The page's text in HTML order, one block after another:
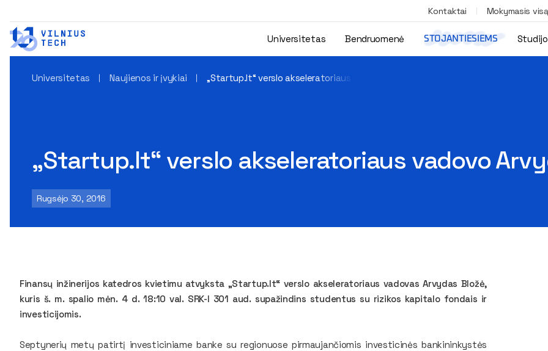
Kontaktai Mokymasis
Universitetas Bendruomenė STOJANTIESIEMS
Universitetas Naujienos ir įvykiai „Startup.lt“ verslo akseleratoriaus vadovo Arvydo Bložės paskaita
„Startup.lt“ verslo akseleratoriaus vadovo
Rugsėjo 30, 2016
Finansų inžinerijos katedros kvietimu atvyksta „Startup.lt“ verslo akseleratoriaus vadovas Arvydas Bložė,
kuris š. m. spalio mėn. 4 d. 18:10 val. SRK-I 301 aud. supažindins studentus su rizikos kapitalo fondais ir
investicijomis.
Septynerių metų patirtį investiciniame banke su regionuose pirmaujančiomis investicinės bankininkystės